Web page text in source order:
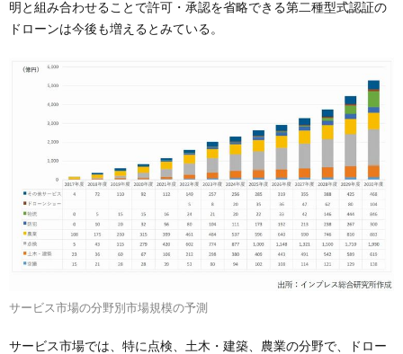
明と組み合わせることで許可・承認を省略できる第二種型式認証の
ドローンは今後も増えるとみている。
サービス市場の分野別市場規模の予測
サービス市場では、特に点検、土木・建築、農業の分野で、ドロー